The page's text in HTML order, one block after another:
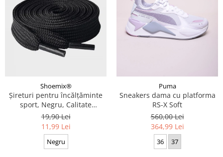
Shoemix®
Șireturi pentru încălțăminte
sport, Negru, Calitate
premium, 110 cm x 0.8 cm
19,90 Lei
11,99 Lei
Negru
Puma
Sneakers dama cu platforma
RS-X Soft
560,00 Lei
364,99 Lei
36 37